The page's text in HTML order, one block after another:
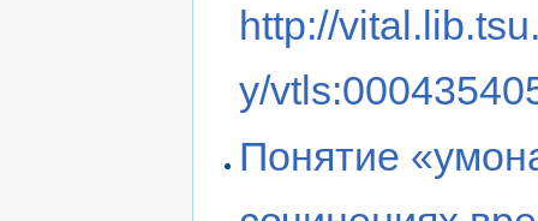
http://
y/
Понятие